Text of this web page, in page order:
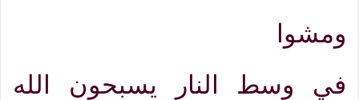
ومشوا
في وسط النار يسبحون الله